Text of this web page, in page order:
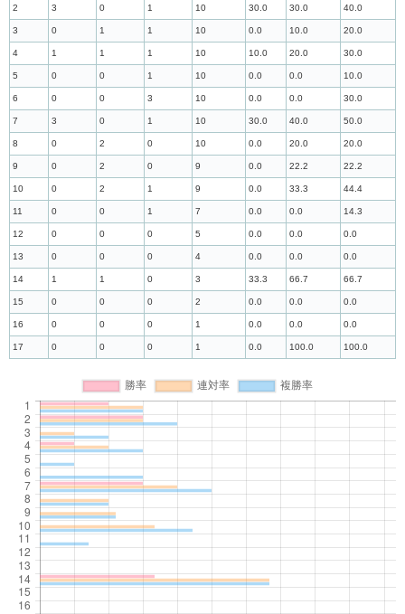
2 3 0 1 10 30.0 30.0 40.0
3 0 1 1 10 0.0 10.0 20.0
4 1 1 1 10 10.0 20.0 30.0
5 0 0 1 10 0.0 0.0 10.0
6 0 0 3 10 0.0 0.0 30.0
7 3 0 1 10 30.0 40.0 50.0
8 0 2 0 10 0.0 20.0 20.0
9 0 2 0 9 0.0 22.2 22.2
10 0 2 1 9 0.0 33.3 44.4
11 0 0 1 7 0.0 0.0 14.3
12 0 0 0 5 0.0 0.0 0.0
13 0 0 0 4 0.0 0.0 0.0
14 1 1 0 3 33.3 66.7 66.7
15 0 0 0 2 0.0 0.0 0.0
16 0 0 0 1 0.0 0.0 0.0
17 0 0 0 1 0.0 100.0 100.0